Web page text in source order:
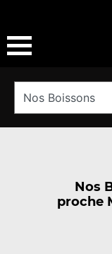
Nos
proche